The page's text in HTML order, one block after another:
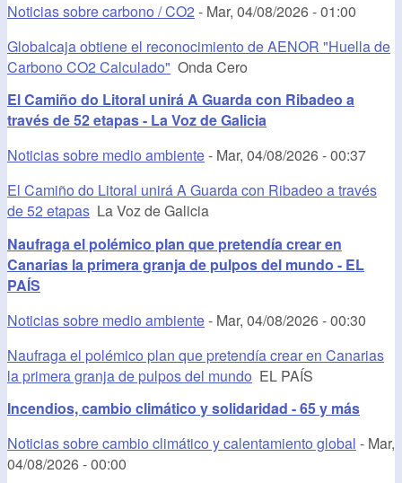
Noticias sobre carbono / CO2 - Mar, 04/08/2026 - 01:00
Globalcaja obtiene el reconocimiento de AENOR "Huella de
Carbono CO2 Calculado" Onda Cero
El Camiño do Litoral unirá A Guarda con Ribadeo a
través de 52 etapas - La Voz de Galicia
Noticias sobre medio ambiente- Mar, 04/08/2026 - 00:37
El Camiño do Litoral unirá A Guarda con Ribadeo a través
de 52 etapas La Voz de Galicia
Naufraga el polémico plan que pretendía crear en
Canarias la primera granja de pulpos del mundo - EL
PAÍS
Noticias sobre medio ambiente- Mar, 04/08/2026 - 00:30
Naufraga el polémico plan que pretendía crear en Canarias
la primera granja de pulpos del mundo EL PAÍS
Incendios, cambio climático y solidaridad - 65 y más
Noticias sobre cambio climático y calentamiento global - Mar,
04/08/2026 - 00:00